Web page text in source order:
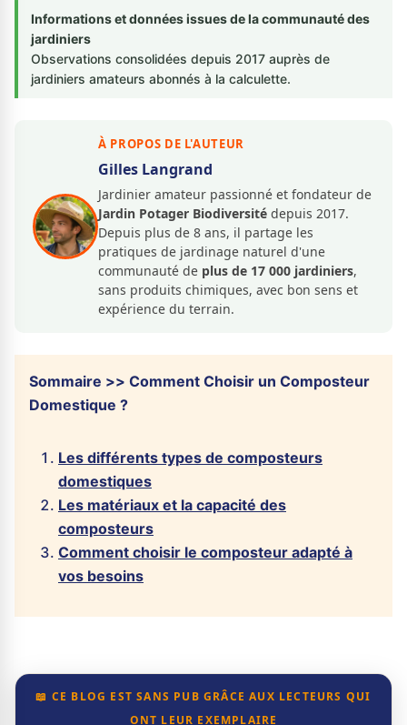
Informations et données issues de la communauté des
jardiniers
Observations consolidées depuis 2017 auprès de
jardiniers amateurs abonnés à la calculette.
À PROPOS DE L'AUTEUR
Gilles Langrand
Jardinier amateur passionné et fondateur de
Jardin Potager Biodiversité depuis 2017.
Depuis plus de 8 ans, il partage les
pratiques de jardinage naturel d'une
communauté de plus de 17 000 jardiniers,
sans produits chimiques, avec bon sens et
expérience du terrain.
Sommaire >> Comment Choisir un Composteur
Domestique ?
Les différents types de composteurs
domestiques
Les matériaux et la capacité des
composteurs
Comment choisir le composteur adapté à
vos besoins
📖 CE BLOG EST SANS PUB GRÂCE AUX LECTEURS QUI
ONT LEUR EXEMPLAIRE